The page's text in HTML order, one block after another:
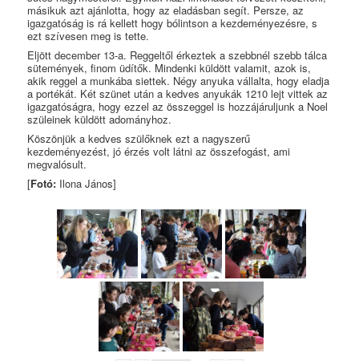
másikuk azt ajánlotta, hogy az eladásban segít. Persze, az
igazgatóság is rá kellett hogy bólintson a kezdeményezésre, s
ezt szívesen meg is tette.
Eljött december 13-a. Reggeltől érkeztek a szebbnél szebb tálca
sütemények, finom üdítők. Mindenki küldött valamit, azok is,
akik reggel a munkába siettek. Négy anyuka vállalta, hogy eladja
a portékát. Két szünet után a kedves anyukák 1210 lejt vittek az
igazgatóságra, hogy ezzel az összeggel is hozzájáruljunk a Noel
szüleinek küldött adományhoz.
Köszönjük a kedves szülőknek ezt a nagyszerű
kezdeményezést, jó érzés volt látni az összefogást, ami
megvalósult.
[Fotó: Ilona János]